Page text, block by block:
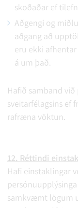
skoðaðar ef
Aðgengi og
aðgang að
eru ekki
á um það.
Hafið samband
sveitarfélagsins ef
rafræna vöktun.
12. Réttindi
Hafi einstaklingar
samkvæmt lögum